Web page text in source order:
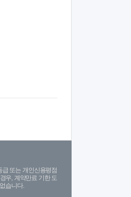
또는 개인신용평점
우, 계약만료 기한 도
습니다.